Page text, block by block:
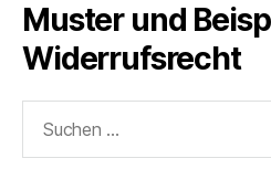
Muster und
Widerrufsrecht
nach: